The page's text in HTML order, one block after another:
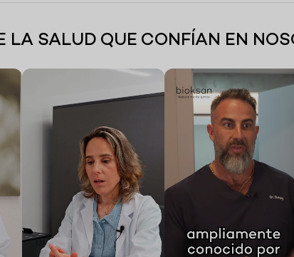
LA SALUD QUE CONFÍAN EN